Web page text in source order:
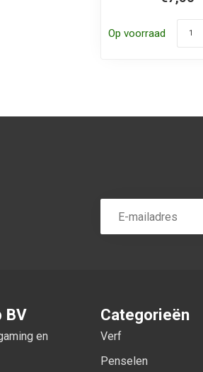
Op voorraad
BV
en
Categorieën
Verf
Penselen